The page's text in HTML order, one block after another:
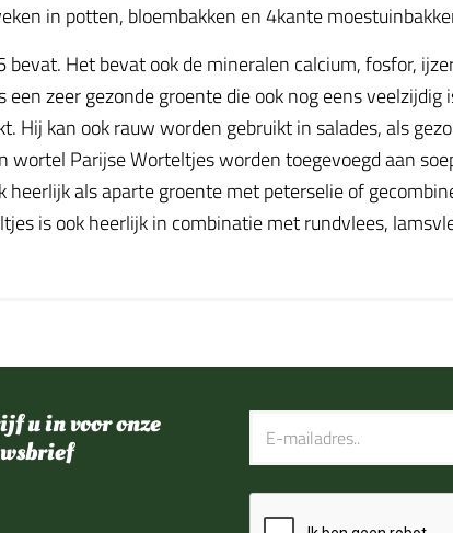
in potten, bloembakken en 4kante
Het bevat ook de mineralen calcium, fosfor,
zeer gezonde groente die ook nog eens veelzijdig
Hij kan ook rauw worden gebruikt in salades, als
Parijse Worteltjes worden toegevoegd aan
als aparte groente met peterselie of
is ook heerlijk in combinatie met rundvlees,
u in voor onze